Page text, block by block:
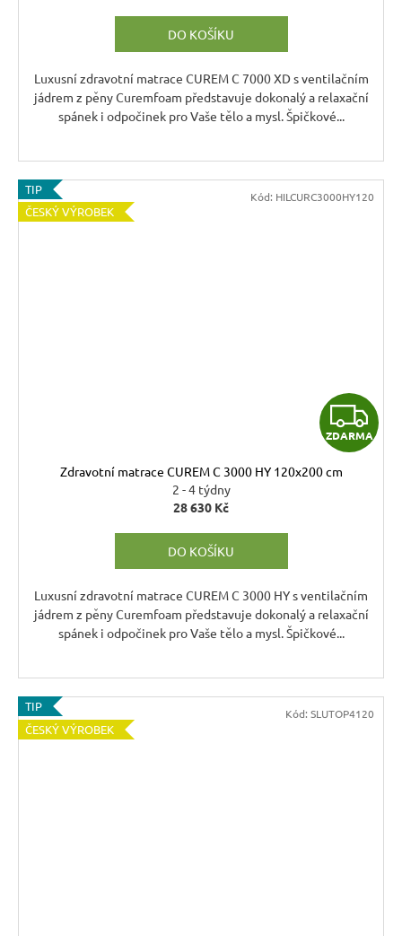
A
DO KOŠÍKU
Luxusní zdravotní matrace CUREM C 7000 XD s ventilačním
jádrem z pěny Curemfoam představuje dokonalý a relaxační
spánek i odpočinek pro Vaše tělo a mysl. Špičkové...
TIP
ČESKÝ VÝROBEK
Z
D
A
ZDARMA
Zdravotní matrace CUREM C 3000 HY 120x200 cm
2 - 4 týdny
28 630 Kč
DO KOŠÍKU
Luxusní zdravotní matrace CUREM C 3000 HY s ventilačním
jádrem z pěny Curemfoam představuje dokonalý a relaxační
spánek i odpočinek pro Vaše tělo a mysl. Špičkové...
Kód: HILCURC3000HY120
TIP
ČESKÝ VÝROBEK
Kód: SLUTOP4120